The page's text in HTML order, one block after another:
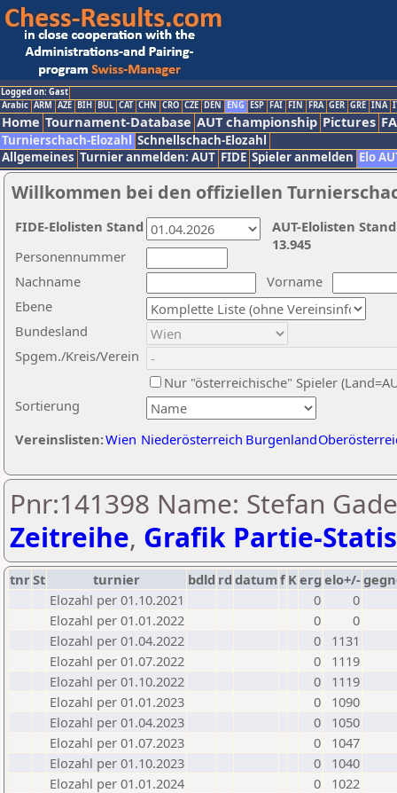
Logged on: Gast
Arabic ARM AZE BIH BUL CAT CHN CRO CZE DEN ENG ESP FAI FIN FRA GER GRE INA
Home Tournament-Database AUT championship Pictures
Turnierschach-Elozahl Schnellschach-Elozahl
Allgemeines Turnier anmelden: AUT FIDE Spieler anmelden Elo
Willkommen bei den offiziellen
Nachname
Vorname
Ebene
Sortierung
Personennummer
Bundesland
Spgem./Kreis/Verein
Nur "österreichische" Spieler
Vereinslisten:Wien Niederösterreich Burgenland
AUT-Elolisten
13.945
FIDE-Elolisten Stand
Pnr:141398 Name: Stefan
Zeitreihe, Grafik Partie-
tnrSt turnier bdld rd datumf Kerg elo+/-
Elozahl per 01.10.2021
0
0
Elozahl per 01.01.2022
0
0
Elozahl per 01.04.2022
0
1131
Elozahl per 01.07.2022
0
1119
Elozahl per 01.10.2022
0
1119
Elozahl per 01.01.2023
0
1090
Elozahl per 01.04.2023
0
1050
Elozahl per 01.07.2023
0
1047
Elozahl per 01.10.2023
0
1040
Elozahl per 01.01.2024
0
1022